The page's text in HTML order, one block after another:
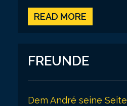
READ MORE
FREUNDE
Dem André seine Seite